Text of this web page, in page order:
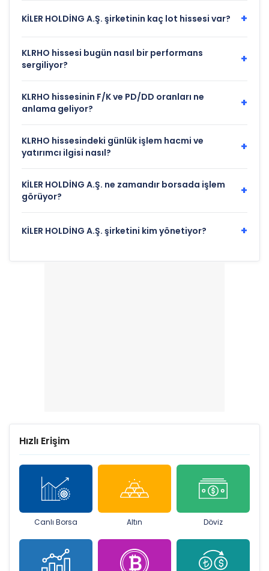
KİLER HOLDİNG A.Ş. şirketinin kaç lot hissesi var? +
KLRHO hissesi bugün nasıl bir performans
sergiliyor?
+
KLRHO hissesinin F/K ve PD/DD oranları ne
anlama geliyor?
+
KLRHO hissesindeki günlük işlem hacmi ve
yatırımcı ilgisi nasıl?
+
KİLER HOLDİNG A.Ş. ne zamandır borsada işlem
görüyor?
+
KİLER HOLDİNG A.Ş. şirketini kim yönetiyor? +
Hızlı Erişim
Canlı Borsa Altın Döviz